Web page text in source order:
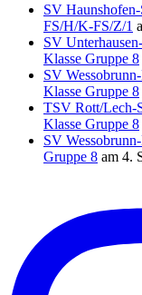
SV
FS/H/K-FS/Z/1
SV
Klasse Gruppe 8
SV
Klasse Gruppe 8
TSV Rott/Lech-
Klasse Gruppe 8
SV
Gruppe 8 am 4.